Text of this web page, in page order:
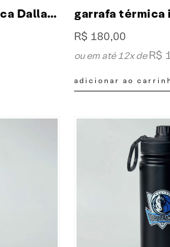
garrafa térmica branca Dallas Mavericks 650ml fresh collab XP & NBA
R$ 180,00
ou em até 12x deR$
adicionar ao